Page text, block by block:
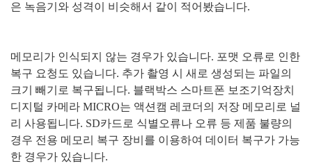
은 녹음기와 성격이 비슷해서 같이 적어봤습니다.
메모리가 인식되지 않는 경우가 있습니다. 포맷 오류로 인한
복구 요청도 있습니다. 추가 촬영 시 새로 생성되는 파일의
크기 빼기로 복구됩니다. 블랙박스 스마트폰 보조기억장치
디지털 카메라 MICRO는 액션캠 레코더의 저장 메모리로 널
리 사용됩니다. SD카드로 식별오류나 오류 등 제품 불량의
경우 전용 메모리 복구 장비를 이용하여 데이터 복구가 가능
한 경우가 있습니다.